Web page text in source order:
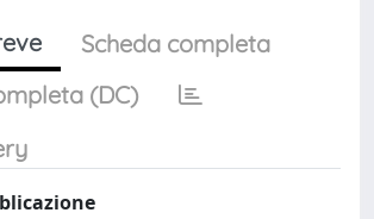
Scheda completa
(DC)